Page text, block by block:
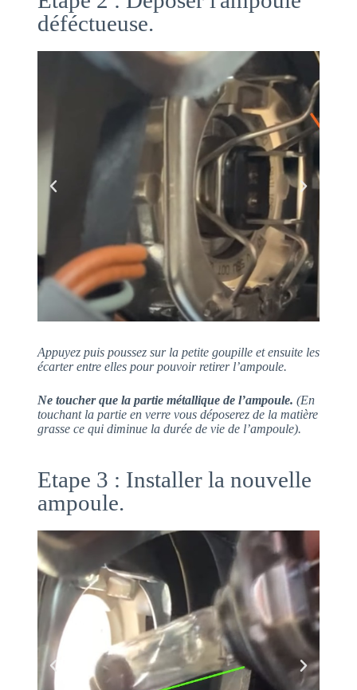
déféctueuse.
Appuyez puis poussez sur la petite goupille et ensuite les
écarter entre elles pour pouvoir retirer l’ampoule.
Ne toucher que la partie métallique de l’ampoule. (En
touchant la partie en verre vous déposerez de la matière
grasse ce qui diminue la durée de vie de l’ampoule).
Etape 3 : Installer la nouvelle
ampoule.